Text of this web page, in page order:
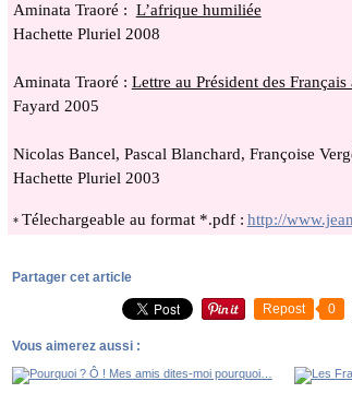
Aminata Traoré : L’afrique humiliée
Hachette Pluriel 2008
Aminata Traoré : Lettre au Président des
Fayard 2005
Nicolas Bancel, Pascal Blanchard, Françoise
Hachette Pluriel 2003
* Télechargeable au format *.pdf : http://
Partager cet article
Repost 0
Vous aimerez aussi :